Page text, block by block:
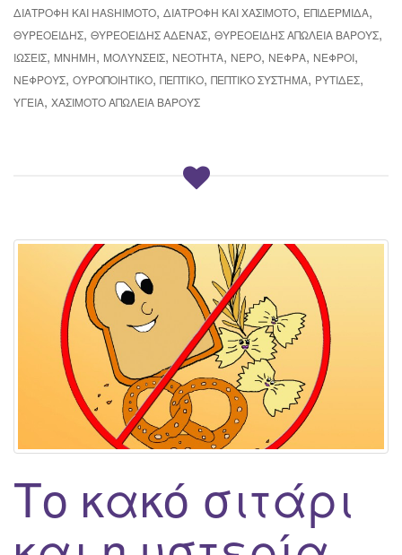
ΔΙΑΤΡΟΦΉ ΚΑΙ HASHIMOTO, ΔΙΑΤΡΟΦΉ ΚΑΙ ΧΑΣΙΜΌΤΟ, ΕΠΙΔΕΡΜΊΔΑ,
ΘΥΡΕΟΕΙΔΉΣ, ΘΥΡΕΟΕΙΔΉΣ ΑΔΈΝΑΣ, ΘΥΡΕΟΕΙΔΉΣ ΑΠΏΛΕΙΑ ΒΆΡΟΥΣ,
ΙΏΣΕΙΣ, ΜΝΉΜΗ, ΜΟΛΎΝΣΕΙΣ, ΝΕΌΤΗΤΑ, ΝΕΡΌ, ΝΕΦΡΆ, ΝΕΦΡΟΊ,
ΝΕΦΡΟΎΣ, ΟΥΡΟΠΟΙΗΤΙΚΌ, ΠΕΠΤΙΚΌ, ΠΕΠΤΙΚΌ ΣΎΣΤΗΜΑ, ΡΥΤΊΔΕΣ,
ΥΓΕΊΑ, ΧΑΣΙΜΌΤΟ ΑΠΏΛΕΙΑ ΒΆΡΟΥΣ
Το κακό σιτάρι